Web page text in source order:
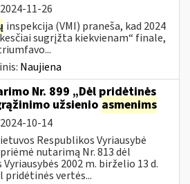
2024-11-26
inspekcija (VMI) praneša, kad 2024
sugrįžta kiekvienam“ finale,
Naujiena
Nr. 899 „Dėl pridėtinės
užsienio asmenims
2024-10-14
Respublikos Vyriausybė
nutarimą Nr. 813 dėl
2002 m. birželio 13 d.
pridėtinės vertės...